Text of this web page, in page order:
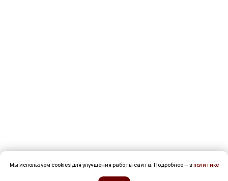
Мы используем cookies для улучшения работы сайта. Подробнее — вполитике